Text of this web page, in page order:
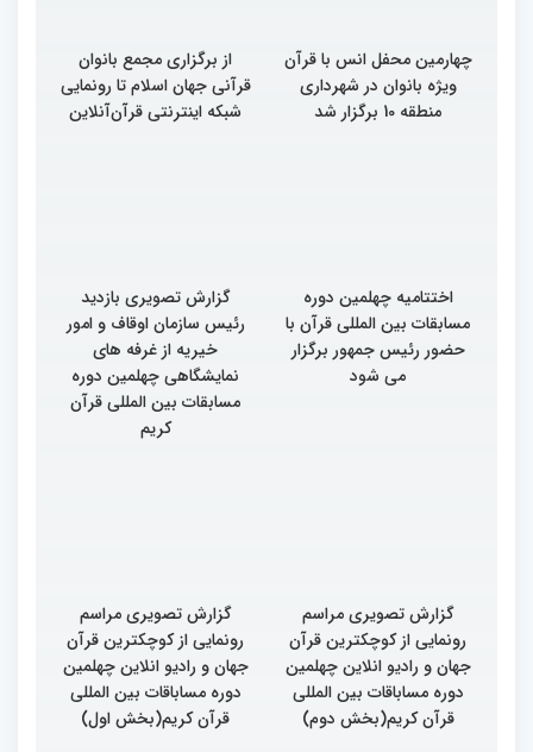
چهارمین محفل انس با قرآن
ویژه بانوان در شهرداری
منطقه 10 برگزار شد
از برگزاری مجمع بانوان
قرآنی جهان اسلام تا رونمایی
شبکه اینترنتی قرآن‌آنلاین
اختتامیه چهلمین دوره
مسابقات بین المللی قرآن با
حضور رئیس جمهور برگزار
می شود
گزارش تصویری بازدید
رئیس سازمان اوقاف و امور
خیریه از غرفه های
نمایشگاهی چهلمین دوره
مسابقات بین المللی قرآن
کریم
گزارش تصویری مراسم
رونمایی از کوچکترین قرآن
جهان و رادیو انلاین چهلمین
دوره مساباقات بین المللی
قرآن کریم(بخش دوم)
گزارش تصویری مراسم
رونمایی از کوچکترین قرآن
جهان و رادیو انلاین چهلمین
دوره مساباقات بین المللی
قرآن کریم(بخش اول)